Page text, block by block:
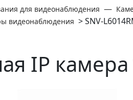
для видеонаблюдения
видеонаблюдения > SNV-
IP камера